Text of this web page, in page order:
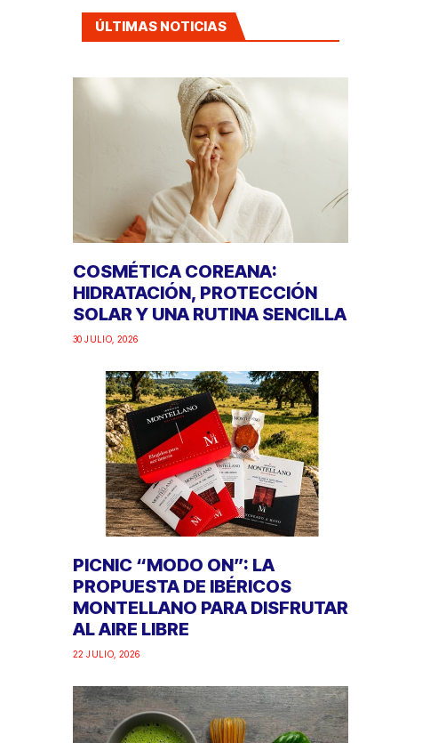
ÚLTIMAS NOTICIAS
COSMÉTICA COREANA:
HIDRATACIÓN, PROTECCIÓN
SOLAR Y UNA RUTINA SENCILLA
30 JULIO, 2026
PICNIC “MODO ON”: LA
PROPUESTA DE IBÉRICOS
MONTELLANO PARA DISFRUTAR
AL AIRE LIBRE
22 JULIO, 2026